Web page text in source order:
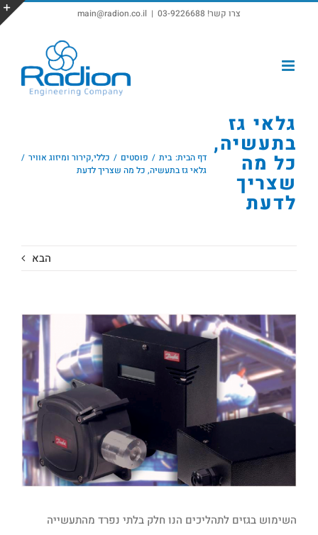
צרו קשר! 03-9226688 |
main@radion.co.il
גלאי גז
בתעשיה,
כל מה
שצריך
לדעת
דף הבית: בית פוסטים כללי,קירור ומיזוג אוויר
גלאי גז בתעשיה, כל מה שצריך לדעת
הבא
השימוש בגזים לתהליכים הנו חלק בלתי נפרד מהתעשייה